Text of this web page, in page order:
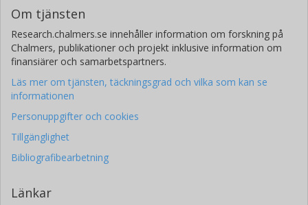
Om tjänsten
Research.chalmers.se innehåller information om forskning på
Chalmers, publikationer och projekt inklusive information om
finansiärer och samarbetspartners.
Läs mer om tjänsten, täckningsgrad och vilka som kan se
informationen
Personuppgifter och cookies
Tillgänglighet
Bibliografibearbetning
Länkar